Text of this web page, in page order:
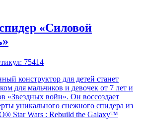
«Силовой
75414
конструктор для детей станет
для мальчиков и девочек от 7 лет и
«Звездных войн». Он воссоздает
уникального снежного спидера из
Star Wars : Rebuild the Galaxy™